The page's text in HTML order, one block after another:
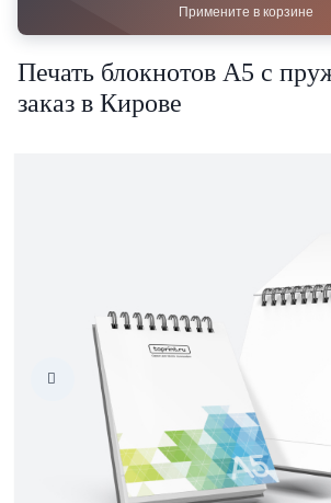
Примените в корзине
Печать блокнотов А5 с
заказ в Кирове